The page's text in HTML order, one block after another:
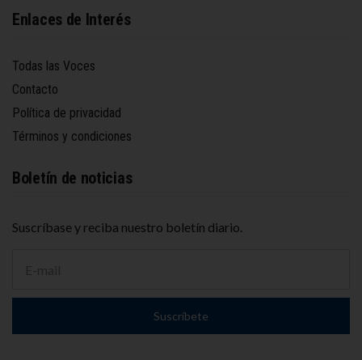
Enlaces de Interés
Todas las Voces
Contacto
Política de privacidad
Términos y condiciones
Boletín de noticias
Suscríbase y reciba nuestro boletín diario.
e
c
Suscríbete